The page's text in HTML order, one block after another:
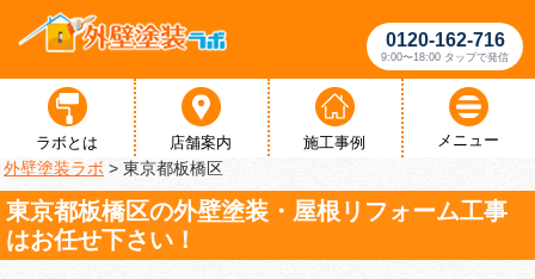
0120-162-716
9:00〜18:00 タップで発信
ラボとは 店舗案内 施工事例 メニュー
外壁塗装ラボ > 東京都板橋区
東京都板橋区の外壁塗装・屋根リフォーム工事
はお任せ下さい！